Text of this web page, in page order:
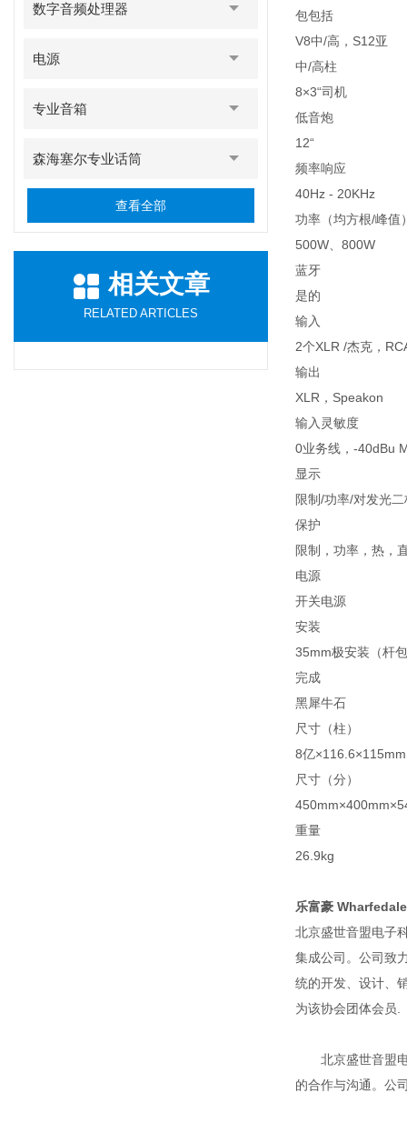
数字音频处理器
电源
专业音箱
森海塞尔专业话筒
查看全部
相关文章
RELATED ARTICLES
包包括
V8中/高，S12亚
中/高柱
8×3“司机
低音炮
12“
频率响应
40Hz - 20KHz
功率（均方根/峰值
500W、800W
蓝牙
是的
输入
2个XLR /杰克，
输出
XLR，Speakon
输入灵敏度
0业务线，-40dBu
显示
限制/功率/对发光
保护
限制，功率，热，
电源
开关电源
安装
35mm极安装（杆
完成
黑犀牛石
尺寸（柱）
8亿×116.6×115mm
尺寸（分）
重量
26.9kg
乐富豪
北京盛世音盟电子
集成公司。公司致
统的开发、设计、
为该协会团体会员.
北京盛世音盟电
的合作与沟通。公